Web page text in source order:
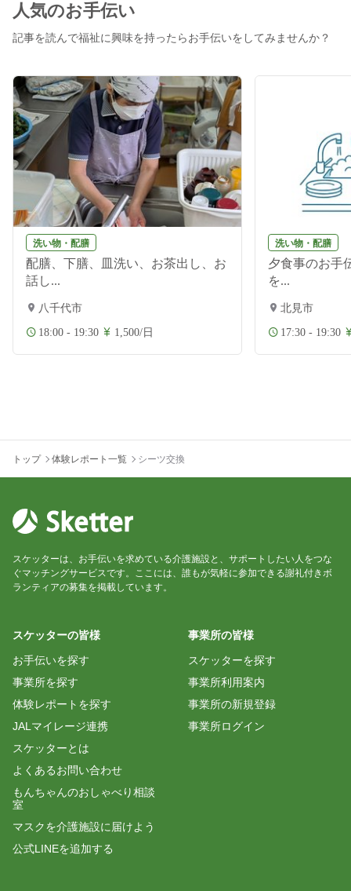
人気のお手伝い
記事を読んで福祉に興味を持ったらお手伝いをしてみませんか？
洗い物・配膳
配膳、下膳、皿洗い、お茶出し、お
話し...
八千代市
18:00 - 19:30 1,500/日
洗い物・配膳
夕食事のお手
を...
北見市
17:30 - 19:30
トップ 体験レポート一覧 シーツ交換
スケッターは、お手伝いを求めている介護施設と、サポートしたい人をつな
ぐマッチングサービスです。ここには、誰もが気軽に参加できる謝礼付きボ
ランティアの募集を掲載しています。
スケッターの皆様
お手伝いを探す
事業所を探す
体験レポートを探す
JALマイレージ連携
スケッターとは
よくあるお問い合わせ
もんちゃんのおしゃべり相談
室
マスクを介護施設に届けよう
公式LINEを追加する
事業所の皆様
スケッターを探す
事業所利用案内
事業所の新規登録
事業所ログイン